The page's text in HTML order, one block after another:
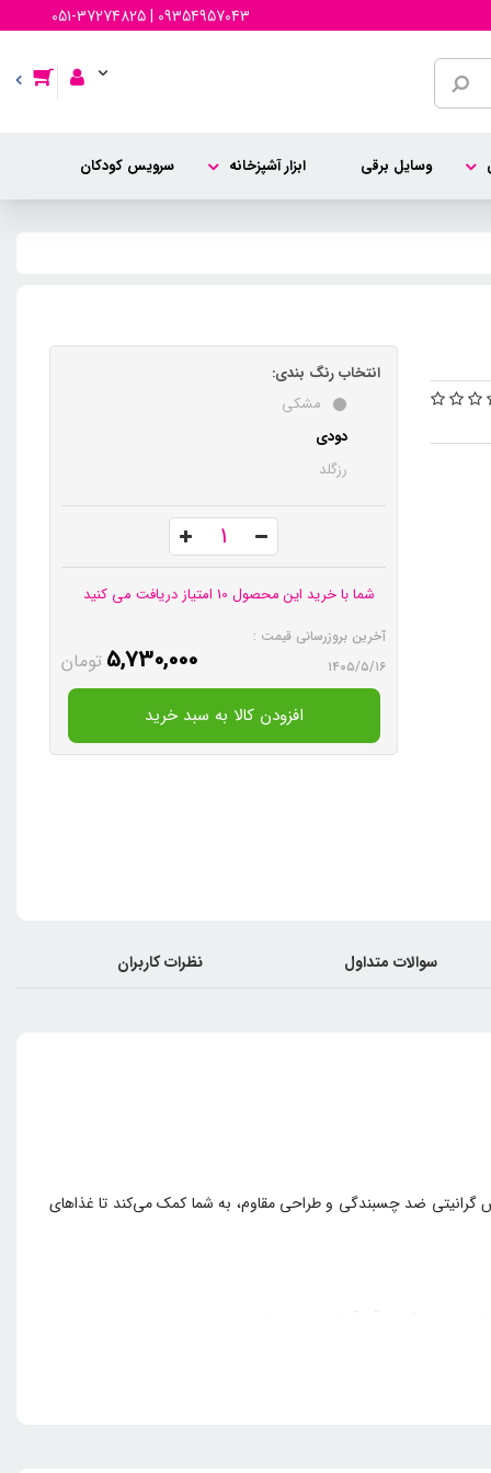
051-37274825 | 09354957043
وسایل برقی ابزار آشپزخانه سرویس کودکان
انتخاب رنگ بندی:
مشکی
دودی
رزگلد
شما با خرید این محصول 10 امتیاز دریافت می کنید
آخرین بروزرسانی قیمت :
۱۴۰۵/۵/۱۶
5,730,000 تومان
افزودن کالا به سبد خرید
سوالات متداول نظرات کاربران
پوشش گرانیتی ضد چسبندگی و طراحی مقاوم، به شما کمک می‌کند تا غذاهای
تمیز کردن آن آسان و سریع است.